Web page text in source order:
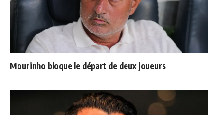
Mourinho bloque le départ de deux joueurs